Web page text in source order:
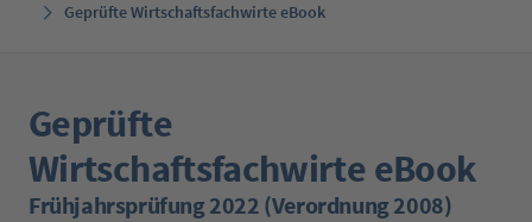
Geprüfte Wirtschaftsfachwirte eBook
Geprüfte
Wirtschaftsfachwirte eBook
Frühjahrsprüfung 2022 (Verordnung 2008)